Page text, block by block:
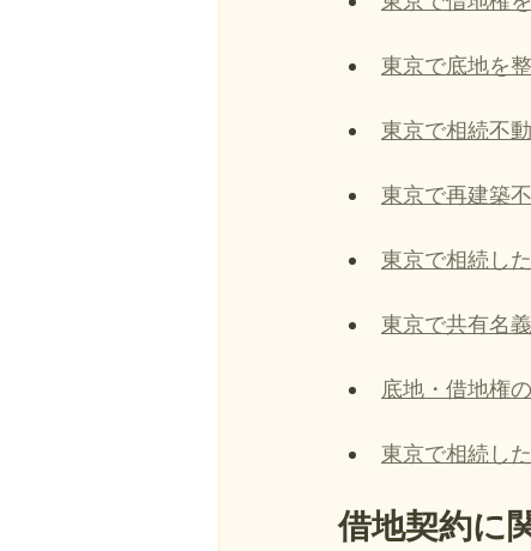
東京で底地を
東京で相続不
東京で再建築
東京で相続し
東京で共有名
底地・借地権
東京で相続し
借地契約に